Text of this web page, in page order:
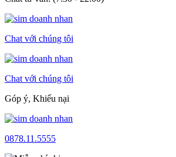
Chat với chúng tôi
Chat với chúng tôi
Góp ý, Khiếu nại
0878.11.5555